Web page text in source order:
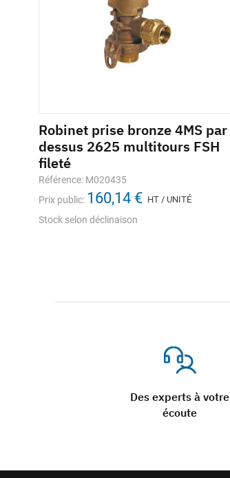
Des experts à votre
écoute
Robinet prise bronze 4MS par
dessus 2625 multitours FSH
fileté
Référence: M020435
Prix public: 160,14 € HT / UNITÉ
Stock selon déclinaison